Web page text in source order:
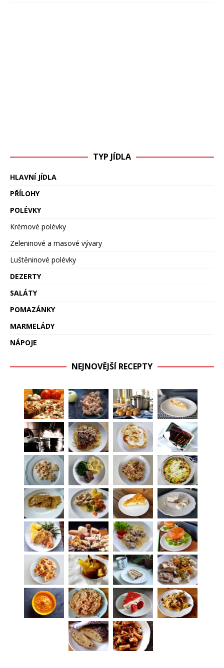
TYP JÍDLA
HLAVNÍ JÍDLA
PŘÍLOHY
POLÉVKY
Krémové polévky
Zeleninové a masové vývary
Luštěninové polévky
DEZERTY
SALÁTY
POMAZÁNKY
MARMELÁDY
NÁPOJE
NEJNOVĚJŠÍ RECEPTY